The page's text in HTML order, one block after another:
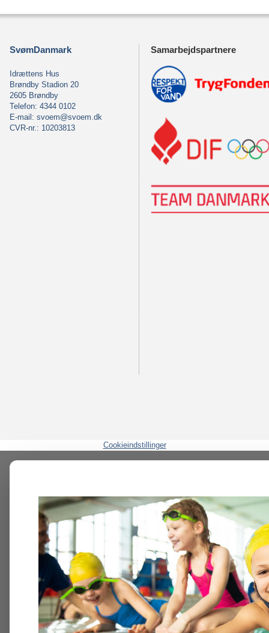
SvømDanmark
Idrættens Hus
Brøndby Stadion 20
2605 Brøndby
Telefon: 4344 0102
E-mail: svoem@svoem.dk
CVR-nr.: 10203813
Samarbejdspartnere
Cookieindstillinger